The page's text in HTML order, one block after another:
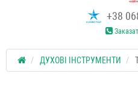
+38
ДУХОВІ ІНСТРУМЕНТИ